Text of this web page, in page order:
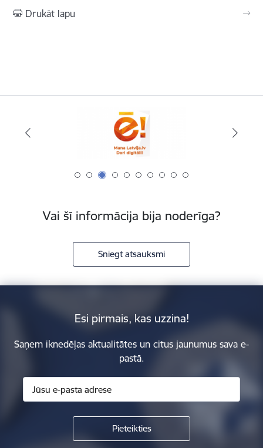
Drukāt lapu
Vai šī informācija bija noderīga?
Sniegt atsauksmi
Esi pirmais, kas uzzina!
Saņem iknedēļas aktualitātes un citus jaunumus sava e-
pastā.